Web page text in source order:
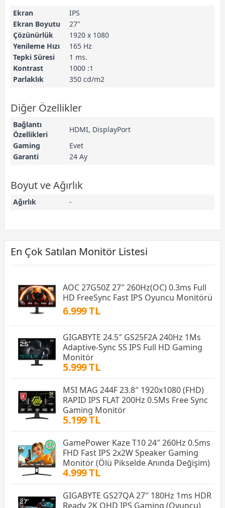
Ekran
IPS
Ekran Boyutu
27"
Çözünürlük
1920 x 1080
Yenileme Hızı
165 Hz
Tepki Süresi
1 ms.
Kontrast
1000 :1
Parlaklık
350 cd/m2
Diğer Özellikler
Bağlantı
Özellikleri
HDMI, DisplayPort
Gaming
Evet
Garanti
24 Ay
Boyut ve Ağırlık
Ağırlık -
En Çok Satılan Monitör Listesi
AOC 27G50Z 27″ 260Hz(OC) 0.3ms Full
HD FreeSync Fast IPS Oyuncu Monitörü
6.999 TL
GIGABYTE 24.5″ GS25F2A 240Hz 1Ms
Adaptive-Sync SS IPS Full HD Gaming
Monitör
5.999 TL
MSI MAG 244F 23.8″ 1920x1080 (FHD)
RAPID IPS FLAT 200Hz 0.5Ms Free Sync
Gaming Monitör
5.199 TL
GamePower Kaze T10 24″ 260Hz 0.5ms
FHD Fast IPS 2x2W Speaker Gaming
Monitör (Ölü Pikselde Anında Değişim)
4.999 TL
GIGABYTE GS27QA 27″ 180Hz 1ms HDR
Ready 2K QHD IPS Gaming (Oyuncu)